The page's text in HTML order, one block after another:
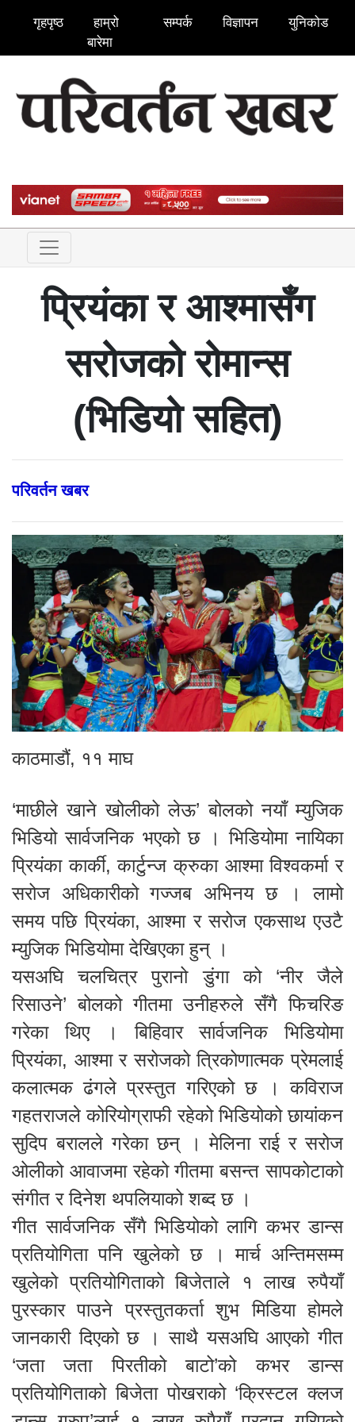
गृहपृष्ठ
हाम्रो
बारेमा
सम्पर्क विज्ञापन युनिकोड
प्रियंका र आश्मासँग
सरोजको रोमान्स
(भिडियो सहित)
परिवर्तन खबर
काठमाडौं, ११ माघ
‘माछीले खाने खोलीको लेऊ’ बोलको नयाँ म्युजिक
भिडियो सार्वजनिक भएको छ । भिडियोमा नायिका
प्रियंका कार्की, कार्टुन्ज क्रुका आश्मा विश्वकर्मा र
सरोज अधिकारीको गज्जब अभिनय छ । लामो
समय पछि प्रियंका, आश्मा र सरोज एकसाथ एउटै
म्युजिक भिडियोमा देखिएका हुन् ।
यसअघि चलचित्र पुरानो डुंगा को ‘नीर जैले
रिसाउने’ बोलको गीतमा उनीहरुले सँगै फिचरिङ
गरेका थिए । बिहिवार सार्वजनिक भिडियोमा
प्रियंका, आश्मा र सरोजको त्रिकोणात्मक प्रेमलाई
कलात्मक ढंगले प्रस्तुत गरिएको छ । कविराज
गहतराजले कोरियोग्राफी रहेको भिडियोको छायांकन
सुदिप बरालले गरेका छन् । मेलिना राई र सरोज
ओलीको आवाजमा रहेको गीतमा बसन्त सापकोटाको
संगीत र दिनेश थपलियाको शब्द छ ।
गीत सार्वजनिक सँगै भिडियोको लागि कभर डान्स
प्रतियोगिता पनि खुलेको छ । मार्च अन्तिमसम्म
खुलेको प्रतियोगिताको बिजेताले १ लाख रुपैयाँ
पुरस्कार पाउने प्रस्तुतकर्ता शुभ मिडिया होमले
जानकारी दिएको छ । साथै यसअघि आएको गीत
‘जता जता पिरतीको बाटो’को कभर डान्स
प्रतियोगिताको बिजेता पोखराको ‘क्रिस्टल क्लज